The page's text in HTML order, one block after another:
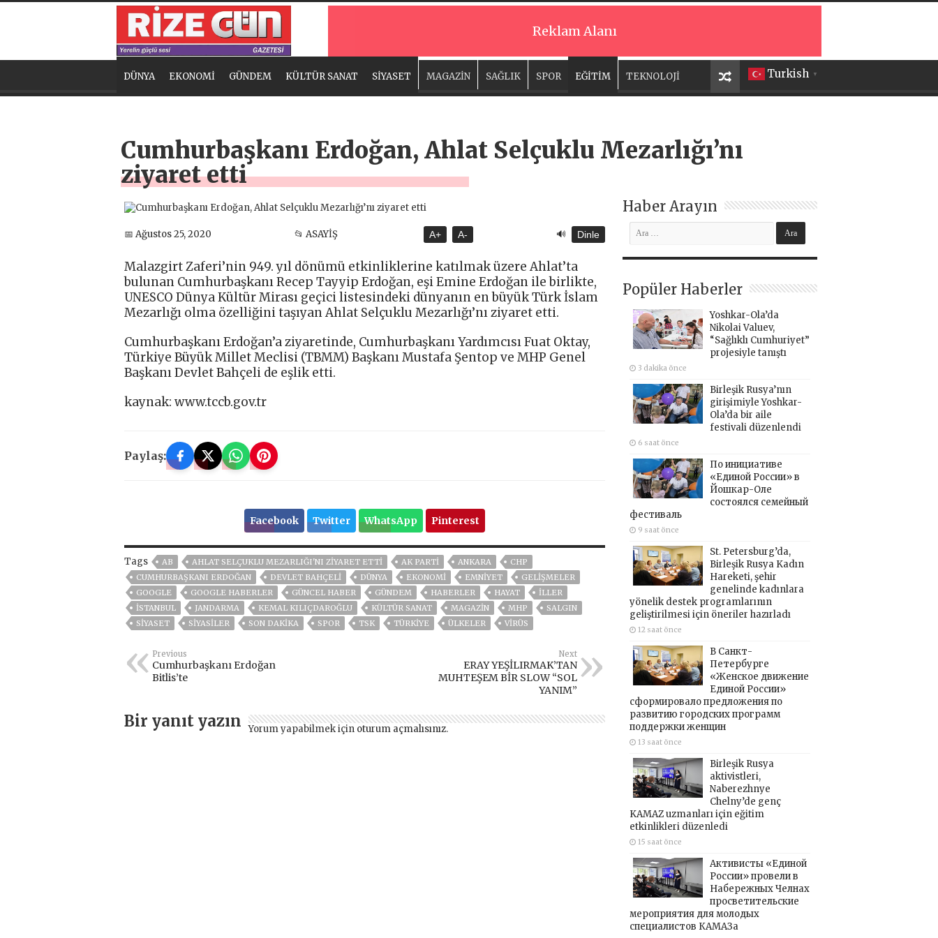
Reklam Alanı
Turkish ▼
DÜNYA EKONOMİ GÜNDEM KÜLTÜR SANAT SİYASET MAGAZİN SAĞLIK SPOR EĞİTİM TEKNOLOJİ
Cumhurbaşkanı Erdoğan, Ahlat Selçuklu Mezarlığı’nı
ziyaret etti
📅 Ağustos 25, 2020 📂 ASAYİŞ A+ A- 🔊 Dinle
Malazgirt Zaferi’nin 949. yıl dönümü etkinliklerine katılmak üzere Ahlat’ta
bulunan Cumhurbaşkanı Recep Tayyip Erdoğan, eşi Emine Erdoğan ile birlikte,
UNESCO Dünya Kültür Mirası geçici listesindeki dünyanın en büyük Türk İslam
Mezarlığı olma özelliğini taşıyan Ahlat Selçuklu Mezarlığı’nı ziyaret etti.
Cumhurbaşkanı Erdoğan’a ziyaretinde, Cumhurbaşkanı Yardımcısı Fuat Oktay,
Türkiye Büyük Millet Meclisi (TBMM) Başkanı Mustafa Şentop ve MHP Genel
Başkanı Devlet Bahçeli de eşlik etti.
kaynak: www.tccb.gov.tr
Paylaş:
Facebook Twitter WhatsApp Pinterest
Tags AB AHLAT SELÇUKLU MEZARLIĞI'NI ZIYARET ETTI AK PARTİ ANKARA
CHP
CUMHURBAŞKANI ERDOĞAN
DEVLET BAHÇELİ DÜNYA EKONOMİ EMNİYET
GELIŞMELER
GOOGLE
GOOGLE HABERLER GÜNCEL HABER GÜNDEM HABERLER HAYAT
İLLER
ISTANBUL
JANDARMA KEMAL KILIÇDAROĞLU KÜLTÜR SANAT MAGAZİN MHP
SALGIN
SİYASET
SİYASİLER SON DAKIKA SPOR TSK TÜRKİYE ÜLKELER VIRÜS
Previous
Cumhurbaşkanı Erdoğan
Bitlis’te
Next
ERAY YEŞİLIRMAK’TAN
MUHTEŞEM BİR SLOW “SOL
YANIM”
Bir yanıt yazın Yorum yapabilmek için oturum açmalısınız.
Haber Arayın
Popüler Haberler
Yoshkar-Ola’da
Nikolai Valuev,
“Sağlıklı Cumhuriyet”
projesiyle tanıştı
3 dakika önce
Birleşik Rusya’nın
girişimiyle Yoshkar-
Ola’da bir aile
festivali düzenlendi
6 saat önce
По инициативе
«Единой России» в
Йошкар-Оле
состоялся семейный
фестиваль
9 saat önce
St. Petersburg’da,
Birleşik Rusya Kadın
Hareketi, şehir
genelinde kadınlara
yönelik destek programlarının
geliştirilmesi için öneriler hazırladı
12 saat önce
В Санкт-
Петербурге
«Женское движение
Единой России»
сформировало предложения по
развитию городских программ
поддержки женщин
13 saat önce
Birleşik Rusya
aktivistleri,
Naberezhnye
Chelny’de genç
KAMAZ uzmanları için eğitim
etkinlikleri düzenledi
15 saat önce
Активисты «Единой
России» провели в
Набережных Челнах
просветительские
мероприятия для молодых
специалистов КАМАЗа